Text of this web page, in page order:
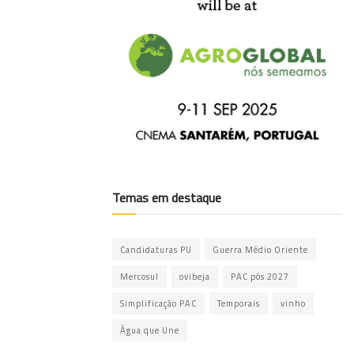
Temas em destaque
Candidaturas PU Guerra Médio Oriente
Mercosul ovibeja PAC pós 2027
Simplificação PAC Temporais vinho
Água que Une